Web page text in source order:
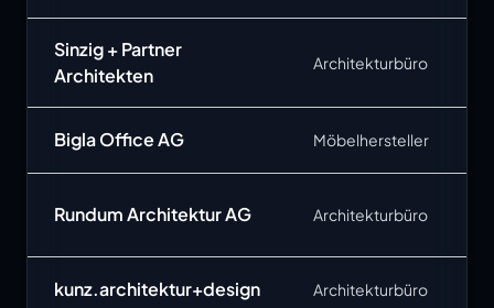
Sinzig + Partner
Architekten
Architekturbüro
Bigla Office AG Möbelhersteller
Rundum Architektur AG Architekturbüro
kunz.architektur+design Architekturbüro